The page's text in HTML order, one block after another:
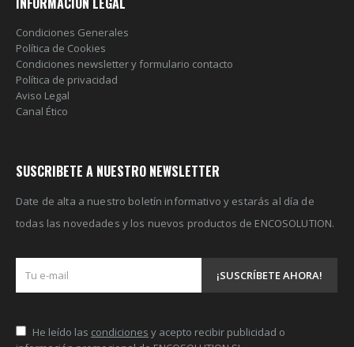
Condiciones Generales
Política de Cookies
Condiciones newsletter y formulario contacto
Política de privacidad
Aviso Legal
Canal Ético
SUSCRIBETE A NUESTRO NEWSLETTER
Date de alta a nuestro boletín informativo y estarás al día de
todas las novedades y los nuevos productos de ENCOSOLUTION.
He leído las condiciones y acepto recibir publicidad o